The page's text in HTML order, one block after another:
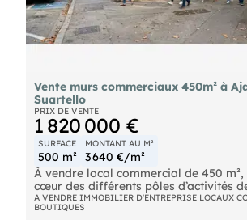
Vente murs commerciaux 450m² à
Suartello
PRIX DE VENTE
1 820 000 €
SURFACE
500 m²
MONTANT AU M²
3 640 €/m²
À vendre local commercial de 450 m²,
cœur des différents pôles d’activités
Vente murs libres Emplacement
forte visibilité Zone commerciale
A VENDRE IMMOBILIER D'ENTREPRISE LOCAUX
BOUTIQUES